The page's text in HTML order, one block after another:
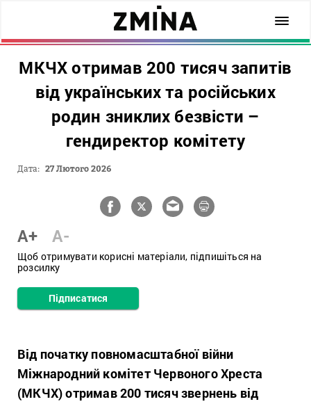
МКЧХ отримав 200 тисяч запитів
від українських та російських
родин зниклих безвісти –
гендиректор комітету
Дата: 27 Лютого 2026
A+ A-
Щоб отримувати корисні матеріали, підпишіться на
розсилку
Підписатися
Від початку повномасштабної війни
Міжнародний комітет Червоного Хреста
(МКЧХ) отримав 200 тисяч звернень від